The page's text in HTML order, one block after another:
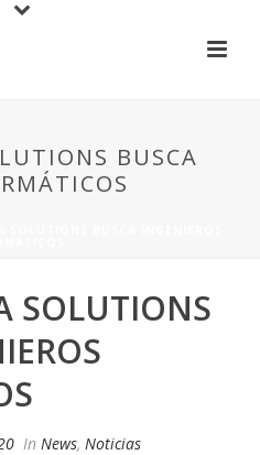
BUSCA
SOLUTIONS
In News, Noticias